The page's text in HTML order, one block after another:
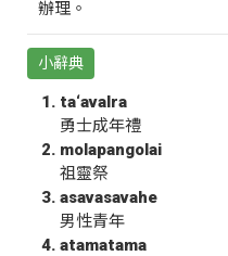
辦理。
小辭典
ta‘avalra
勇士成年禮
molapangolai
祖靈祭
asavasavahe
男性青年
atamatama